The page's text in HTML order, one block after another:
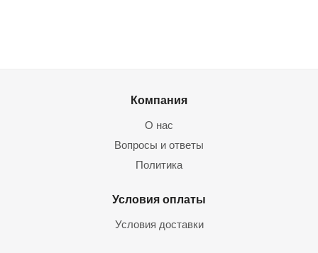
Компания
О нас
Вопросы и ответы
Политика
Условия оплаты
Условия доставки